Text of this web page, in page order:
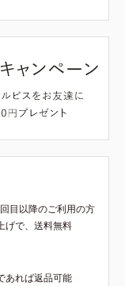
目以降のご利用の方
げで、送料無料
あれば返品可能